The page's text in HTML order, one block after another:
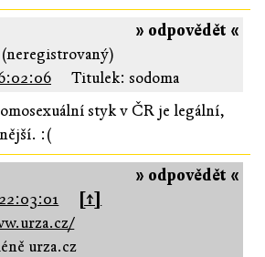
» odpovědět «
Titulek: sodoma
styk v ČR je legální,
:(
» odpovědět «
[↑]
urza.cz